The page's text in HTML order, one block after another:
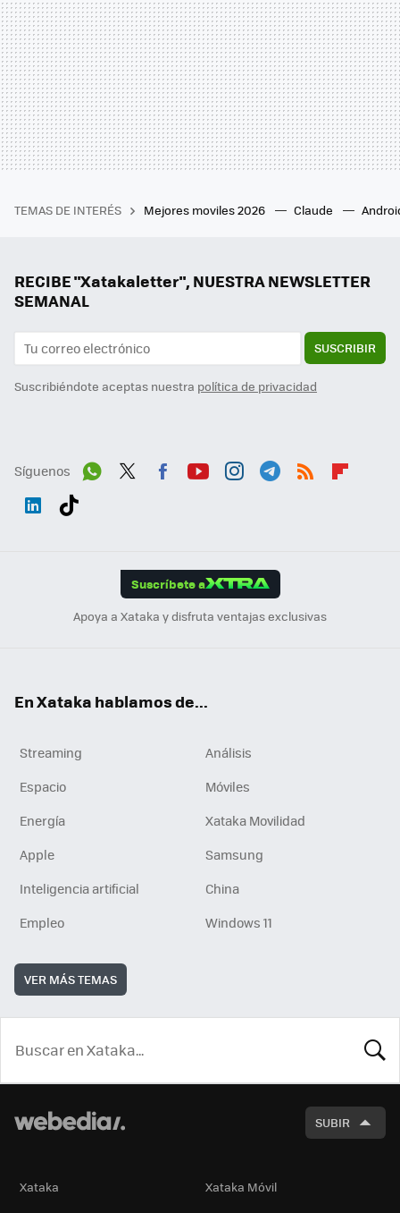
TEMAS DE INTERÉS Mejores moviles 2026 Claude
RECIBE "Xatakaletter", NUESTRA NEWSLETTER
SEMANAL
SUSCRIBIR
Suscribiéndote aceptas nuestra política de privacidad
Síguenos
Suscríbete a
Apoya a Xataka y disfruta ventajas exclusivas
En Xataka hablamos de...
Streaming
Análisis
Espacio
Móviles
Energía
Xataka Movilidad
Apple
Samsung
Inteligencia artificial
China
Empleo
Windows 11
VER MÁS TEMAS
SUBIR
Xataka
Xataka Móvil